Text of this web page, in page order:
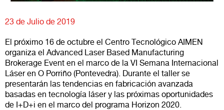
23 de Julio de 2019
El próximo 16 de octubre el Centro Tecnológico AIMEN
organiza el Advanced Laser Based Manufacturing
Brokerage Event en el marco de la VI Semana Internacional
Láser en O Porriño (Pontevedra). Durante el taller se
presentarán las tendencias en fabricación avanzada
basadas en tecnología láser y las próximas oportunidades
de I+D+i en el marco del programa Horizon 2020.